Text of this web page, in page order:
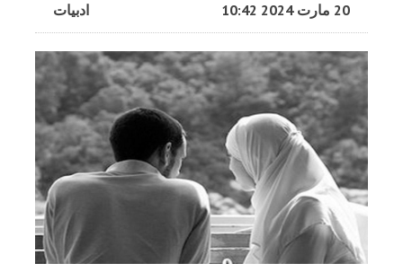
ادبیات 20 مارت 2024 10:42